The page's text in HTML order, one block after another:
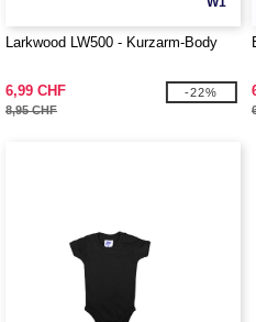
Larkwood LW500 - Kurzarm-Body
6,99 CHF
8,95 CHF
-22%